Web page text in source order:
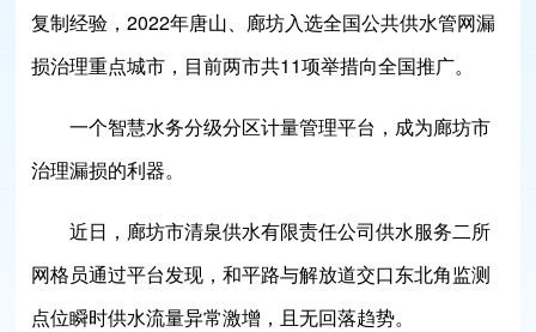
复制经验，2022年唐山、廊坊入选全国公共供水管网漏
损治理重点城市，目前两市共11项举措向全国推广。
一个智慧水务分级分区计量管理平台，成为廊坊市
治理漏损的利器。
近日，廊坊市清泉供水有限责任公司供水服务二所
网格员通过平台发现，和平路与解放道交口东北角监测
点位瞬时供水流量异常激增，且无回落趋势。